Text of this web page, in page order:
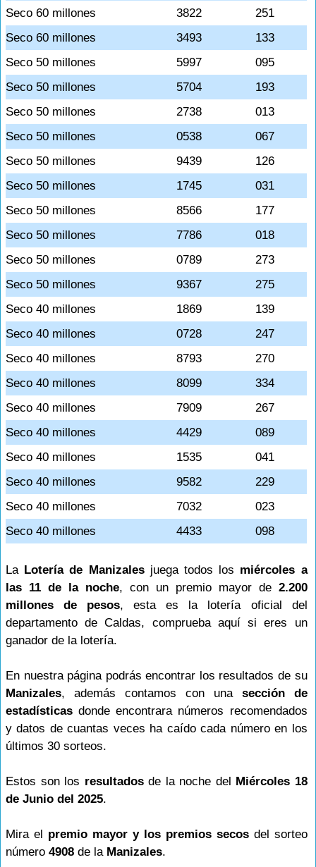
Seco 60 millones
3822
251
Seco 60 millones
3493
133
Seco 50 millones
5997
095
Seco 50 millones
5704
193
Seco 50 millones
2738
013
Seco 50 millones
0538
067
Seco 50 millones
9439
126
Seco 50 millones
1745
031
Seco 50 millones
8566
177
Seco 50 millones
7786
018
Seco 50 millones
0789
273
Seco 50 millones
9367
275
Seco 40 millones
1869
139
Seco 40 millones
0728
247
Seco 40 millones
8793
270
Seco 40 millones
8099
334
Seco 40 millones
7909
267
Seco 40 millones
4429
089
Seco 40 millones
1535
041
Seco 40 millones
9582
229
Seco 40 millones
7032
023
Seco 40 millones
4433 098
La Lotería de Manizalesjuega todos los miércoles a
las 11 de la noche, con un premio mayor de 2.200
millones de pesos, esta es la lotería oficial del
departamento de Caldas, comprueba aquí si eres un
ganador de la lotería.
En nuestra página podrás encontrar los resultados de su
Manizales, además contamos con una sección de
estadísticas donde encontrara números recomendados
y datos de cuantas veces ha caído cada número en los
últimos 30 sorteos.
Estos son los resultadosde la noche del Miércoles 18
de Junio del 2025.
Mira el premio mayor y los premios secosdel sorteo
número 4908 de la Manizales.